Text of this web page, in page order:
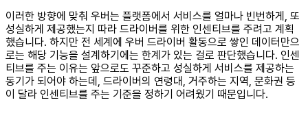
이러한 방향에 맞춰 우버는 플랫폼에서 서비스를 얼마나 빈번하게, 또
성실하게 제공했는지 따라 드라이버를 위한 인센티브를 주려고 계획
했습니다. 하지만 전 세계에 우버 드라이버 활동으로 쌓인 데이터만으
로는 해당 기능을 설계하기에는 한계가 있는 걸로 판단했습니다. 인센
티브를 주는 이유는 앞으로도 꾸준하고 성실하게 서비스를 제공하는
동기가 되어야 하는데, 드라이버의 연령대, 거주하는 지역, 문화권 등
이 달라 인센티브를 주는 기준을 정하기 어려웠기 때문입니다.